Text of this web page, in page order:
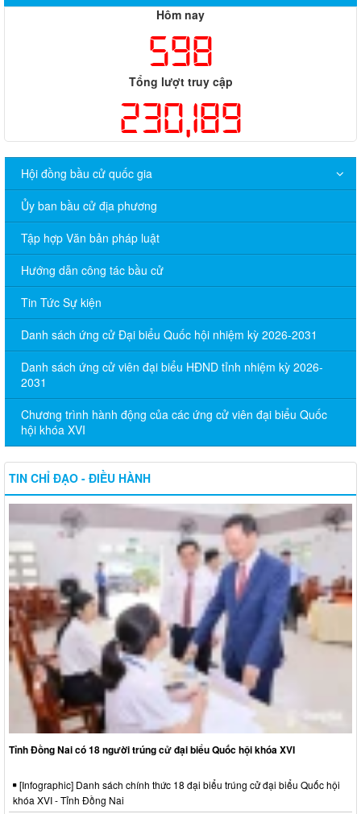
Hôm nay
598
Tổng lượt truy cập
230,189
Hội đồng bầu cử quốc gia
Ủy ban bầu cử địa phương
Tập hợp Văn bản pháp luật
Hướng dẫn công tác bầu cử
Tin Tức Sự kiện
Danh sách ứng cử Đại biểu Quốc hội nhiệm kỳ 2026-2031
Danh sách ứng cử viên đại biểu HĐND tỉnh nhiệm kỳ 2026-
2031
Chương trình hành động của các ứng cử viên đại biểu Quốc
hội khóa XVI
TIN CHỈ ĐẠO - ĐIỀU HÀNH
Tỉnh Đồng Nai có 18 người trúng cử đại biểu Quốc hội khóa XVI
[Infographic] Danh sách chính thức 18 đại biểu trúng cử đại biểu Quốc hội
khóa XVI - Tỉnh Đồng Nai